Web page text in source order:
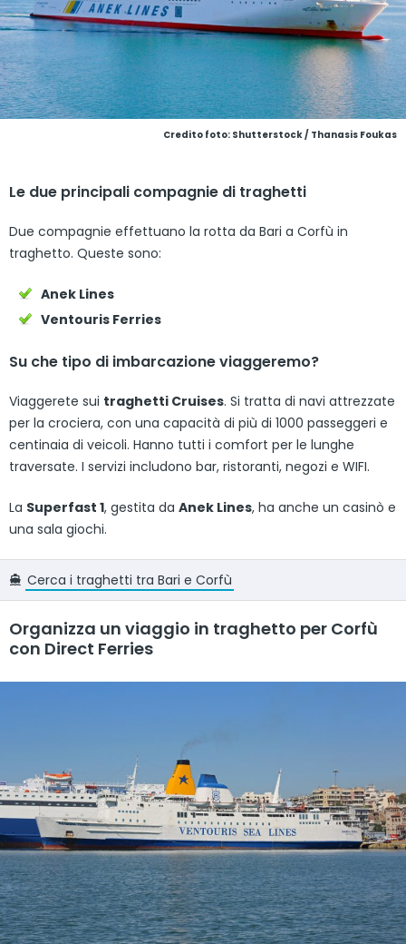
Credito foto: Shutterstock / Thanasis Foukas
Le due principali compagnie di traghetti
Due compagnie effettuano la rotta da Bari a Corfù in
traghetto. Queste sono:
Anek Lines
Ventouris Ferries
Su che tipo di imbarcazione viaggeremo?
Viaggerete sui traghetti Cruises. Si tratta di navi attrezzate
per la crociera, con una capacità di più di 1000 passeggeri e
centinaia di veicoli. Hanno tutti i comfort per le lunghe
traversate. I servizi includono bar, ristoranti, negozi e WIFI.
La Superfast 1, gestita da Anek Lines, ha anche un casinò e
una sala giochi.
Cerca i traghetti tra Bari e Corfù
Organizza un viaggio in traghetto per Corfù
con Direct Ferries